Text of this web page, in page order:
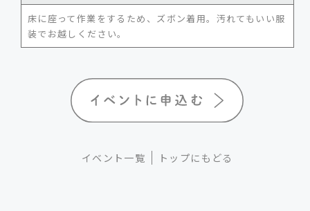
床に座って作業をするため、ズボン着用。汚れてもいい服
装でお越しください。
イベント一覧 トップにもどる